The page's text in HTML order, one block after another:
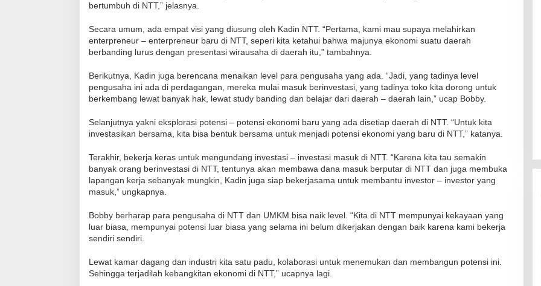
bertumbuh di NTT,” jelasnya.
Secara umum, ada empat visi yang diusung oleh Kadin NTT. “Pertama, kami mau supaya melahirkan
enterpreneur – enterpreneur baru di NTT, seperi kita ketahui bahwa majunya ekonomi suatu daerah
berbanding lurus dengan presentasi wirausaha di daerah itu,” tambahnya.
Berikutnya, Kadin juga berencana menaikan level para pengusaha yang ada. “Jadi, yang tadinya level
pengusaha ini ada di perdagangan, mereka mulai masuk berinvestasi, yang tadinya toko kita dorong untuk
berkembang lewat banyak hak, lewat study banding dan belajar dari daerah – daerah lain,” ucap Bobby.
Selanjutnya yakni eksplorasi potensi – potensi ekonomi baru yang ada disetiap daerah di NTT. “Untuk kita
investasikan bersama, kita bisa bentuk bersama untuk menjadi potensi ekonomi yang baru di NTT,” katanya.
Terakhir, bekerja keras untuk mengundang investasi – investasi masuk di NTT. “Karena kita tau semakin
banyak orang berinvestasi di NTT, tentunya akan membawa dana masuk berputar di NTT dan juga membuka
lapangan kerja sebanyak mungkin, Kadin juga siap bekerjasama untuk membantu investor – investor yang
masuk,” ungkapnya.
Bobby berharap para pengusaha di NTT dan UMKM bisa naik level. “Kita di NTT mempunyai kekayaan yang
luar biasa, mempunyai potensi luar biasa yang selama ini belum dikerjakan dengan baik karena kami bekerja
sendiri sendiri.
Lewat kamar dagang dan industri kita satu padu, kolaborasi untuk menemukan dan membangun potensi ini.
Sehingga terjadilah kebangkitan ekonomi di NTT,” ucapnya lagi.